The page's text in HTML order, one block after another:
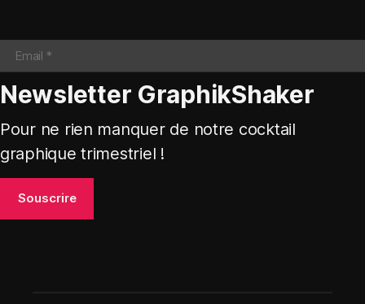
Newsletter GraphikShaker
Pour ne rien manquer de notre cocktail
graphique trimestriel !